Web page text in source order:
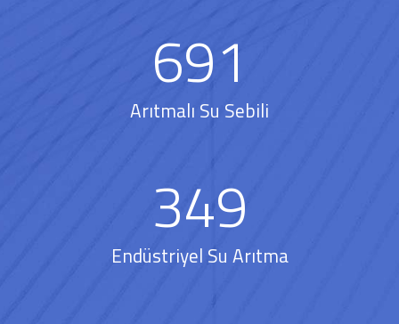
691
Arıtmalı Su Sebili
349
Endüstriyel Su Arıtma